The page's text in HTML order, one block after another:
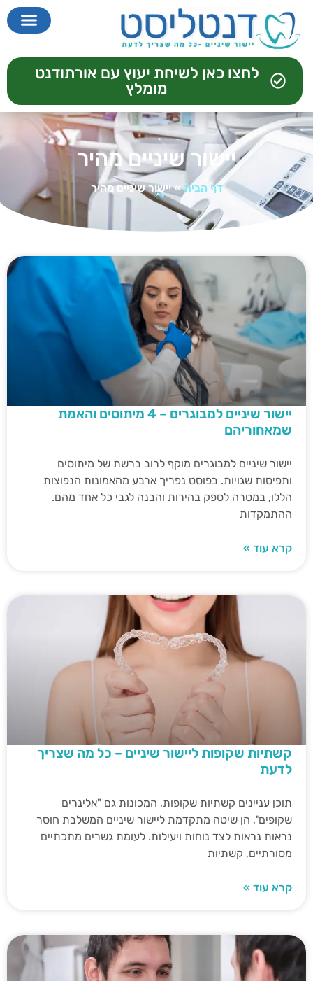
לחצו כאן לשיחת יעוץ עם אורתודנט
מומלץ
יישור שיניים מהיר
דף הבית»יישור שיניים מהיר
יישור שיניים למבוגרים – 4 מיתוסים והאמת
שמאחוריהם
יישור שיניים למבוגרים מוקף לרוב ברשת של מיתוסים
ותפיסות שגויות. בפוסט נפריך ארבע מהאמונות הנפוצות
הללו, במטרה לספק בהירות והבנה לגבי כל אחד מהם.
ההתמקדות
קרא עוד »
קשתיות שקופות ליישור שיניים – כל מה שצריך
לדעת
תוכן עניינים קשתיות שקופות, המכונות גם "אלינרים
שקופים", הן שיטה מתקדמת ליישור שיניים המשלבת חוסר
נראות נראות לצד נוחות ויעילות. לעומת גשרים מתכתיים
מסורתיים, קשתיות
קרא עוד »